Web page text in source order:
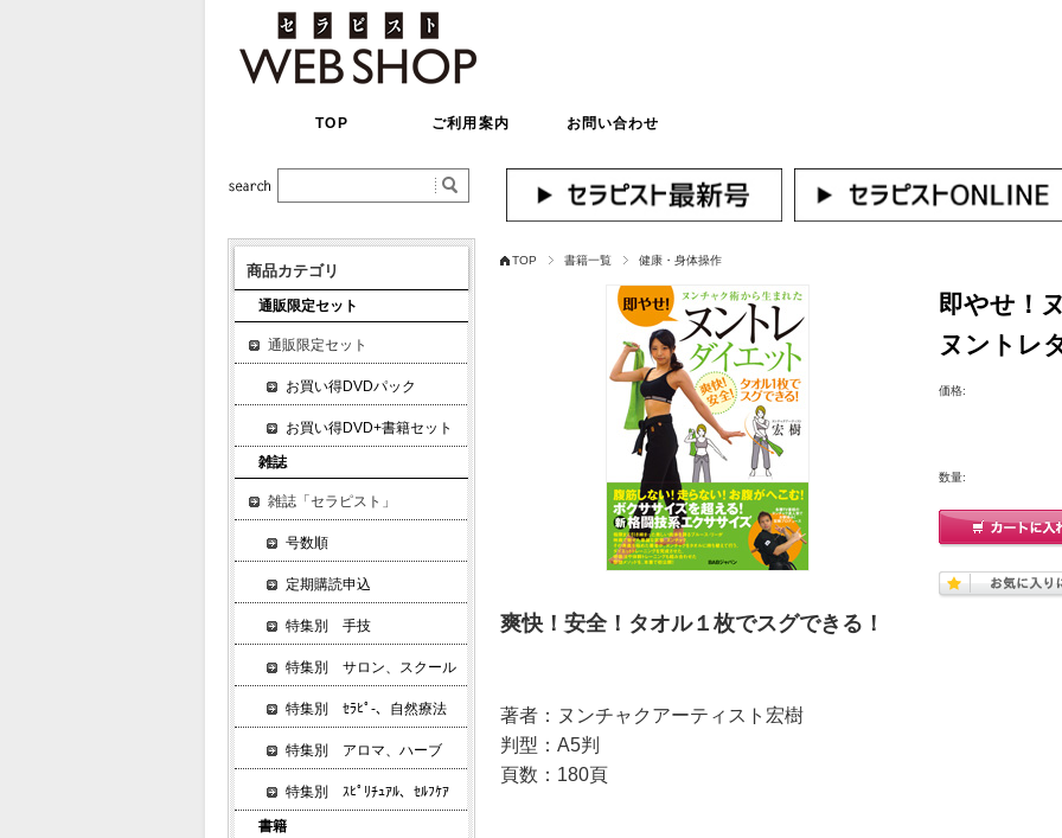
TOP ご利用案内 お問い合わせ
TOP 書籍一覧 健康・身体操作
即やせ！
ヌントレ
価格:
数量:
爽快！安全！タオル１枚でスグできる！
著者：ヌンチャクアーティスト宏樹
判型：A5判
頁数：180頁
商品カテゴリ
通販限定セット
通販限定セット
お買い得DVDパック
お買い得DVD+書籍セット
雑誌
雑誌「セラピスト」
号数順
定期購読申込
特集別 手技
特集別 サロン、スクール
特集別 ｾﾗﾋﾟ-、自然療法
特集別 アロマ、ハーブ
特集別 ｽﾋﾟﾘﾁｭｱﾙ、ｾﾙﾌｹｱ
書籍